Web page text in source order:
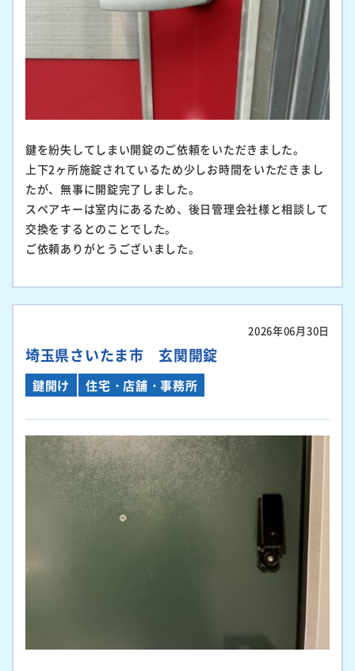
鍵を紛失してしまい開錠のご依頼をいただきました。
上下2ヶ所施錠されているため少しお時間をいただきまし
たが、無事に開錠完了しました。
スペアキーは室内にあるため、後日管理会社様と相談して
交換をするとのことでした。
ご依頼ありがとうございました。
2026年06月30日
埼玉県さいたま市 玄関開錠
鍵開け 住宅・店舗・事務所